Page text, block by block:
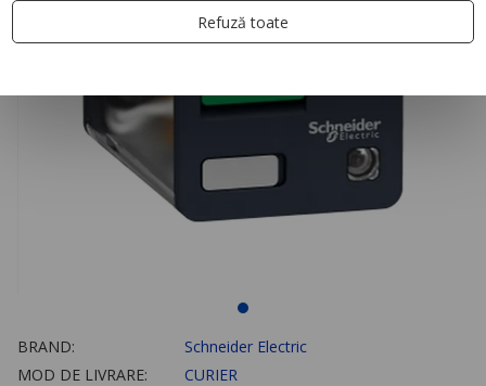
BRAND:
Schneider Electric
MOD DE LIVRARE:
CURIER
Refuză toate